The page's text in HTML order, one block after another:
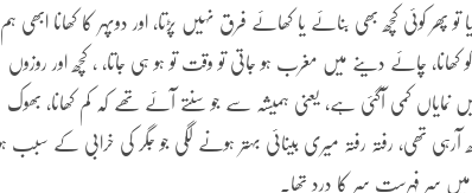
کوئی کچھ بھی بنائے یا کھائے فرق نہیں پڑتا، اور دوپہر کا کھانا ابھی ہم
چائے دینے میں مغرب ہو جاتی تو وقت تو ہو ہی جاتا، ، کچھ اور روزوں
کمی آگئی ہے، یعنی ہمیشہ سے جو سنتے آئے تھے کہ کم کھانا، بھوک
تھی، رفتہ رفتہ میری بینائی بہتر ہونے لگی جو جگر کی خرابی کے سبب
سر فہرست سر کا درد تھا۔